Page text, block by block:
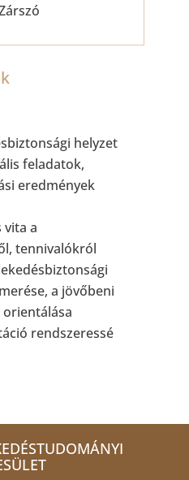
helyzet
feladatok,
eredmények
vita a
tennivalókról
a jövőbeni
rendszeressé